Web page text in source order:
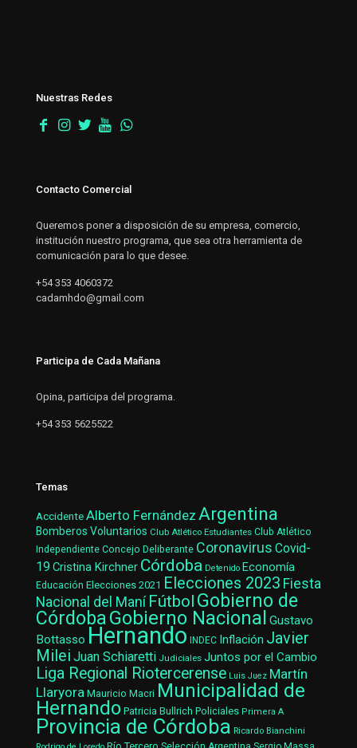
Nuestras Redes
Contacto Comercial
Queremos poner a disposición de su empresa, comercio,
institución nuestro programa, que sea otra herramienta de
comunicación para lo que desee.
+54 353 4060372
cadamhdo@gmail.com
Participa de Cada Mañana
Opina, participa del programa.
+54 353 5625522
Temas
AccidenteAlberto Fernández Argentina
Bomberos Voluntarios Club Atlético Estudiantes Club Atlético
Independiente Concejo Deliberante Coronavirus Covid-
19 Cristina Kirchner Córdoba Detenido Economía
Educación Elecciones 2021 Elecciones 2023 Fiesta
Nacional del Maní Fútbol Gobierno de
CórdobaGobierno Nacional Gustavo
Bottasso Hernando INDEC Inflación Javier
Milei Juan Schiaretti Judiciales Juntos por el Cambio
Liga Regional Riotercerense Luis Juez Martín
Llaryora Mauricio Macri Municipalidad de
Hernando Patricia Bullrich Policiales Primera A
Provincia de Córdoba Ricardo Bianchini